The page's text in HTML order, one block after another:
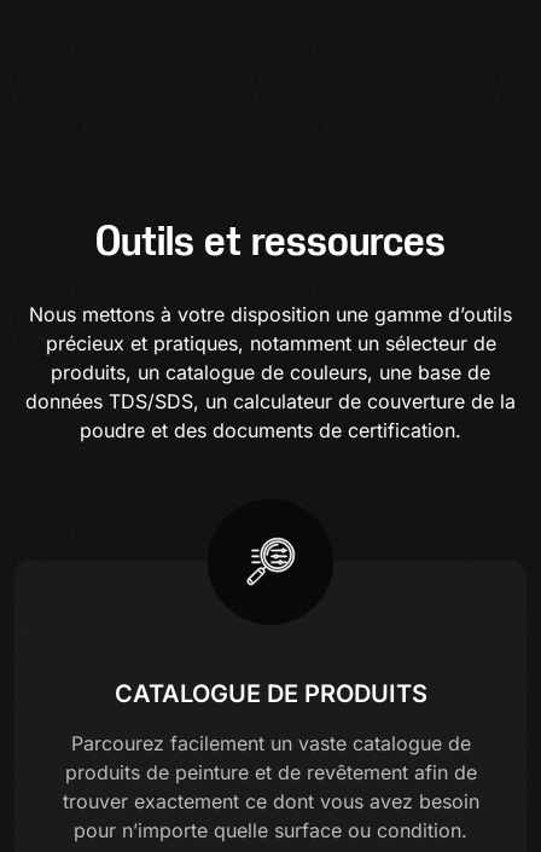
Outils et ressources
Nous mettons à votre disposition une gamme d’outils
précieux et pratiques, notamment un sélecteur de
produits, un catalogue de couleurs, une base de
données TDS/SDS, un calculateur de couverture de la
poudre et des documents de certification.
CATALOGUE DE PRODUITS
Parcourez facilement un vaste catalogue de
produits de peinture et de revêtement afin de
trouver exactement ce dont vous avez besoin
pour n’importe quelle surface ou condition.